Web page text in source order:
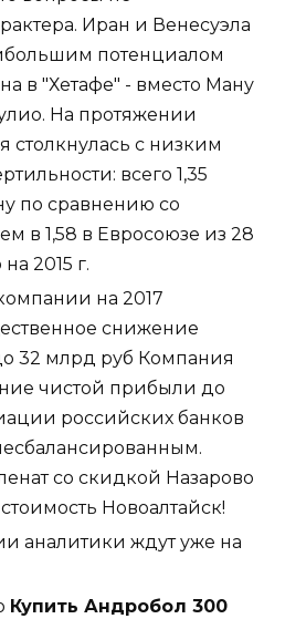
Иран и Венесуэла
потенциалом
в "Хетафе" - вместо Ману
На протяжении
столкнулась с низким
всего 1,35
по сравнению со
в 1,58 в Евросоюзе из 28
2015 г.
на 2017
снижение
32 млрд руб Компания
чистой прибыли до
российских банков
со скидкой Назарово
Новоалтайск!
аналитики ждут уже на
Купить Андробол 300